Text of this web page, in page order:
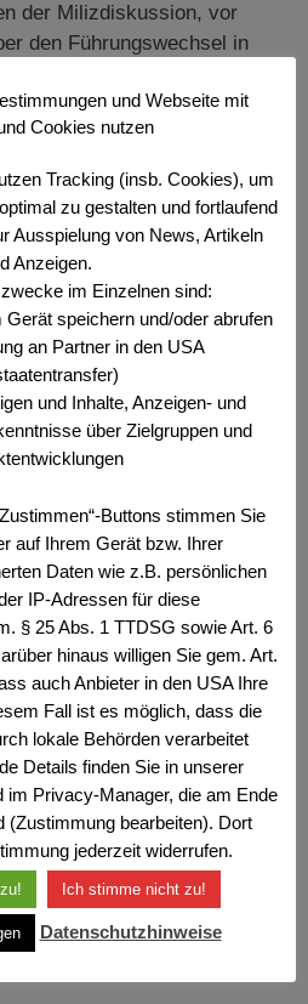
der Milizdiskussion, vor
den Führungswechsel in
dem
2013-2018
Arbeitsprogramm der
für die Jahre
für ÖOG – ohne Gewähr)
Bundesheer für die
und neue
modernes und
als Teil eines
europäischen
Ziel: Das Bundesheer muss
Österreichischen
des …Weiterlesen …
Bulletin
darf
werden
und Webseite mit
Cookies nutzen
Tracking (insb. Cookies), um
zu gestalten und fortlaufend
Ausspielung von News, Artikeln
Anzeigen.
im Einzelnen sind:
speichern und/oder abrufen
an Partner in den USA
und Inhalte, Anzeigen- und
über Zielgruppen und
Buttons stimmen Sie
auf Ihrem Gerät bzw. Ihrer
Daten wie z.B. persönlichen
IP-Adressen für diese
§ 25 Abs. 1 TTDSG sowie Art. 6
hinaus willigen Sie gem. Art.
auch Anbieter in den USA Ihre
Fall ist es möglich, dass die
lokale Behörden verarbeitet
Details finden Sie in unserer
im Privacy-Manager, die am Ende
(Zustimmung bearbeiten). Dort
jederzeit widerrufen.
Ich stimme nicht zu!
Datenschutzhinweise